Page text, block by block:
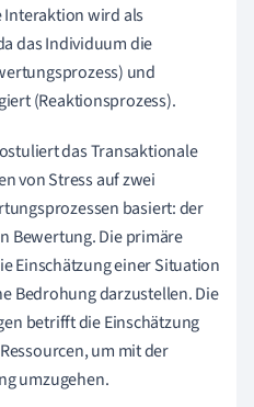
Interaktion wird als
das Individuum die
und
(Reaktionsprozess).
das Transaktionale
von Stress auf zwei
basiert: der
Bewertung. Die primäre
Einschätzung einer Situation
Bedrohung darzustellen. Die
betrifft die Einschätzung
um mit der
umzugehen.